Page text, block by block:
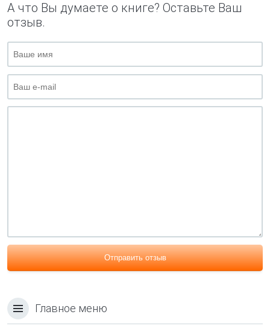
А что Вы думаете о книге? Оставьте Ваш
отзыв.
Отправить отзыв
Главное меню